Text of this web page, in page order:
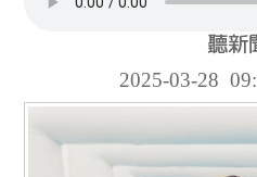
2025-03-28